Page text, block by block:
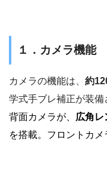
１．カメラ機能
カメラの機能は、 約
学式手ブレ補正が装備
背面カメラが、 広角レ
を搭載。フロントカメ